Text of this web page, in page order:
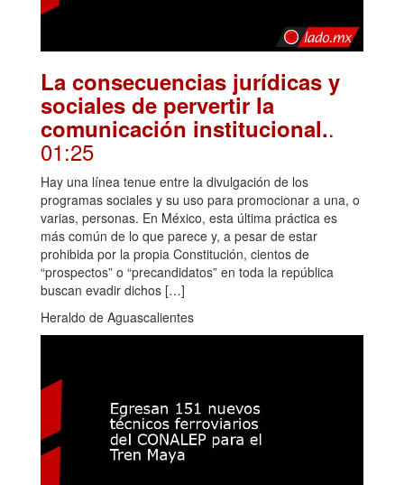
La consecuencias jurídicas y
sociales de pervertir la
comunicación institucional..
01:25
Hay una línea tenue entre la divulgación de los
programas sociales y su uso para promocionar a una, o
varias, personas. En México, esta última práctica es
más común de lo que parece y, a pesar de estar
prohibida por la propia Constitución, cientos de
“prospectos” o “precandidatos” en toda la república
buscan evadir dichos […]
Heraldo de Aguascalientes